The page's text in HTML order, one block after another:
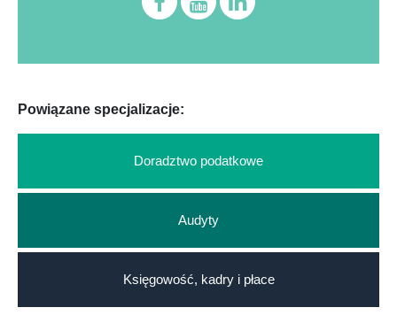
Powiązane specjalizacje:
Doradztwo podatkowe
Audyty
Księgowość, kadry i płace